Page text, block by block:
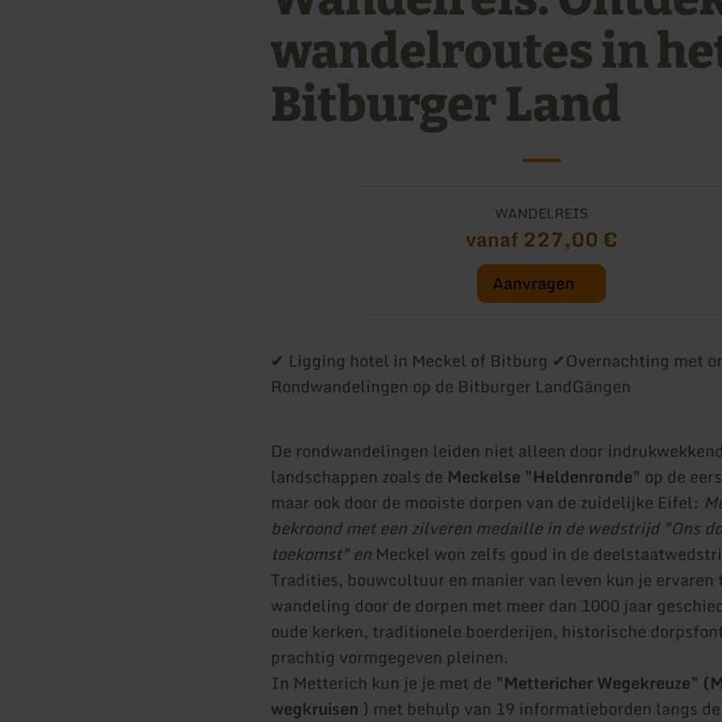
wandelroutes in
Bitburger Land
WANDELREIS
vanaf 227,00 €
Aanvragen
✔ Ligging hotel in Meckel of Bitburg ✔Overnachting met
Rondwandelingen op de Bitburger LandGängen
De rondwandelingen leiden niet alleen door
landschappen zoals de Meckelse "Heldenronde" op de
maar ook door de mooiste dorpen van de zuidelijke Eifel:
bekroond met een zilveren medaille in de wedstrijd "Ons
toekomst" en Meckel won zelfs goud in de
Tradities, bouwcultuur en manier van leven kun je ervaren
wandeling door de dorpen met meer dan 1000 jaar
oude kerken, traditionele boerderijen, historische
prachtig vormgegeven pleinen.
In Metterich kun je je met de "Mettericher Wegekreuze"
wegkruisen ) met behulp van 19 informatieborden langs de